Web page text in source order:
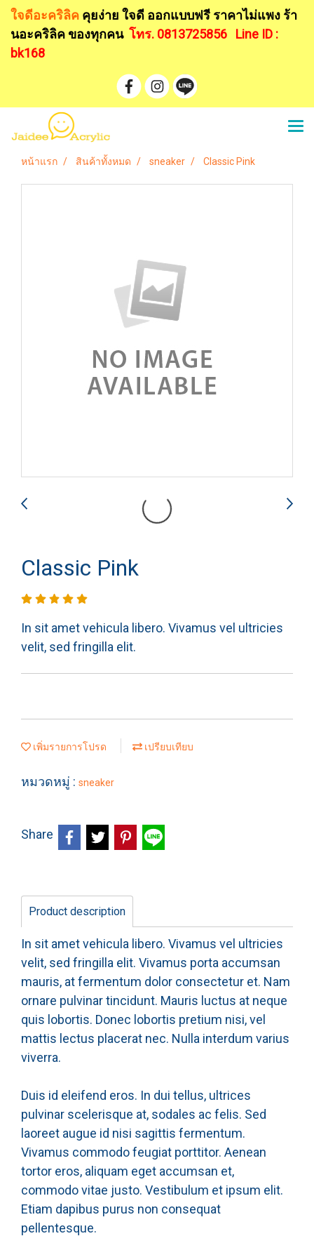
ใจดีอะคริลิค คุยง่าย ใจดี ออกแบบฟรี ราคาไม่แพง ร้า
นอะคริลิค ของทุกคน โทร. 0813725856 Line ID :
bk168
หน้าแรก สินค้าทั้งหมด sneaker Classic Pink
Classic Pink
In sit amet vehicula libero. Vivamus vel ultricies
velit, sed fringilla elit.
เพิ่มรายการโปรด เปรียบเทียบ
หมวดหมู่ : sneaker
Share
Product description
In sit amet vehicula libero. Vivamus vel ultricies
velit, sed fringilla elit. Vivamus porta accumsan
mauris, at fermentum dolor consectetur et. Nam
ornare pulvinar tincidunt. Mauris luctus at neque
quis lobortis. Donec lobortis pretium nisi, vel
mattis lectus placerat nec. Nulla interdum varius
viverra.
Duis id eleifend eros. In dui tellus, ultrices
pulvinar scelerisque at, sodales ac felis. Sed
laoreet augue id nisi sagittis fermentum.
Vivamus commodo feugiat porttitor. Aenean
tortor eros, aliquam eget accumsan et,
commodo vitae justo. Vestibulum et ipsum elit.
Etiam dapibus purus non consequat
pellentesque.